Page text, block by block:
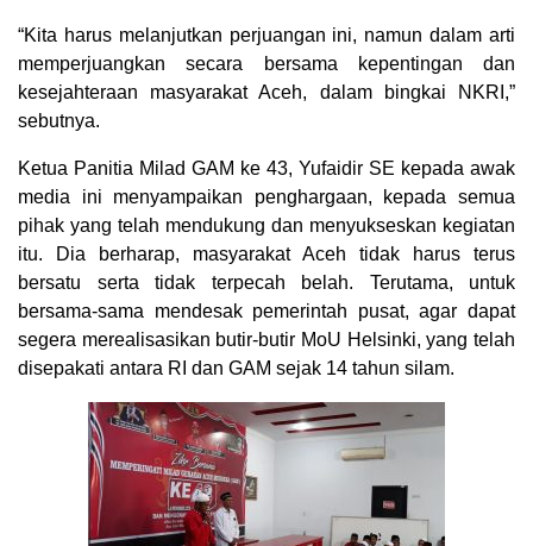
“Kita harus melanjutkan perjuangan ini, namun dalam arti
memperjuangkan secara bersama kepentingan dan
kesejahteraan masyarakat Aceh, dalam bingkai NKRI,”
sebutnya.
Ketua Panitia Milad GAM ke 43, Yufaidir SE kepada awak
media ini menyampaikan penghargaan, kepada semua
pihak yang telah mendukung dan menyukseskan kegiatan
itu. Dia berharap, masyarakat Aceh tidak harus terus
bersatu serta tidak terpecah belah. Terutama, untuk
bersama-sama mendesak pemerintah pusat, agar dapat
segera merealisasikan butir-butir MoU Helsinki, yang telah
disepakati antara RI dan GAM sejak 14 tahun silam.